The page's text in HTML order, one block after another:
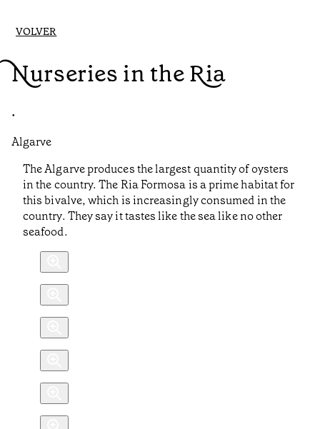
VOLVER
Nurseries in the Ria
•
Algarve
The Algarve produces the largest quantity of oysters
in the country. The Ria Formosa is a prime habitat for
this bivalve, which is increasingly consumed in the
country. They say it tastes like the sea like no other
seafood.